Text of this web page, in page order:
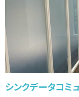
シンクデータコミ